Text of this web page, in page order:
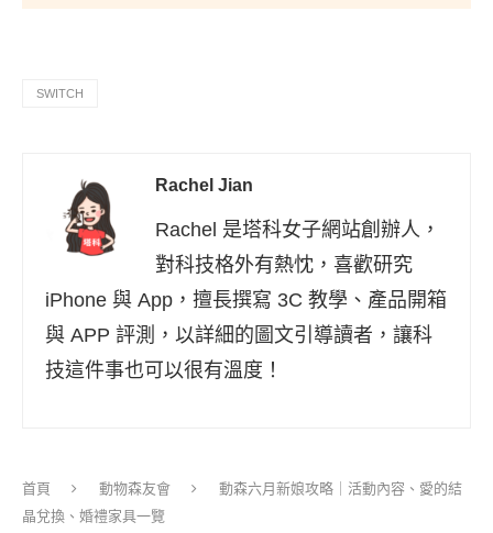
SWITCH
Rachel Jian
Rachel 是塔科女子網站創辦人，
對科技格外有熱忱，喜歡研究
iPhone 與 App，擅長撰寫 3C 教學、產品開箱
與 APP 評測，以詳細的圖文引導讀者，讓科
技這件事也可以很有溫度！
首頁 動物森友會
動森六月新娘攻略｜活動內容、愛的結
晶兌換、婚禮家具一覽